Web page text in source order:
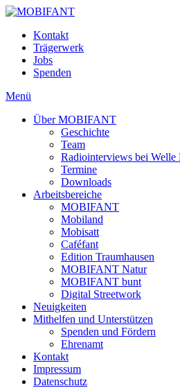
Kontakt
Trägerwerk
Jobs
Spenden
Menü
Über MOBIFANT
Geschichte
Team
Radiointerviews bei Welle
Termine
Downloads
Arbeitsbereiche
MOBIFANT
Mobiland
Mobisatt
Caféfant
Edition Traumhausen
MOBIFANT Natur
MOBIFANT bunt
Digital Streetwork
Neuigkeiten
Mithelfen und Unterstützen
Spenden und Fördern
Ehrenamt
Kontakt
Impressum
Datenschutz